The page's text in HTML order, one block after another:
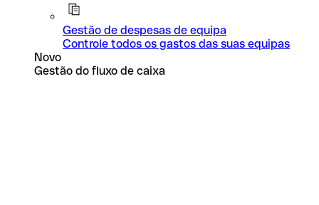
Gestão de despesas de equipa
Controle todos os gastos das suas equipas
Novo
Gestão do fluxo de caixa